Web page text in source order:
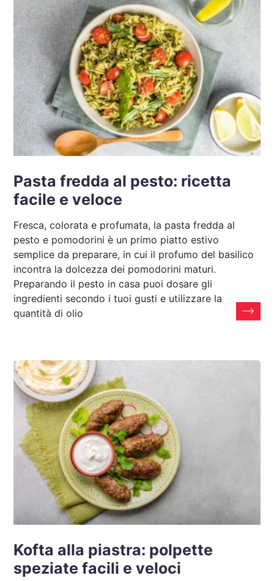
Pasta fredda al pesto: ricetta
facile e veloce
Fresca, colorata e profumata, la pasta fredda al
pesto e pomodorini è un primo piatto estivo
semplice da preparare, in cui il profumo del basilico
incontra la dolcezza dei pomodorini maturi.
Preparando il pesto in casa puoi dosare gli
ingredienti secondo i tuoi gusti e utilizzare la
quantità di olio
Kofta alla piastra: polpette
speziate facili e veloci